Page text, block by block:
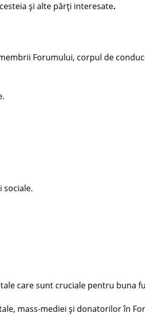
și alte părți interesate.
Forumului, corpul de
care sunt cruciale pentru buna
mass-mediei și donatorilor în